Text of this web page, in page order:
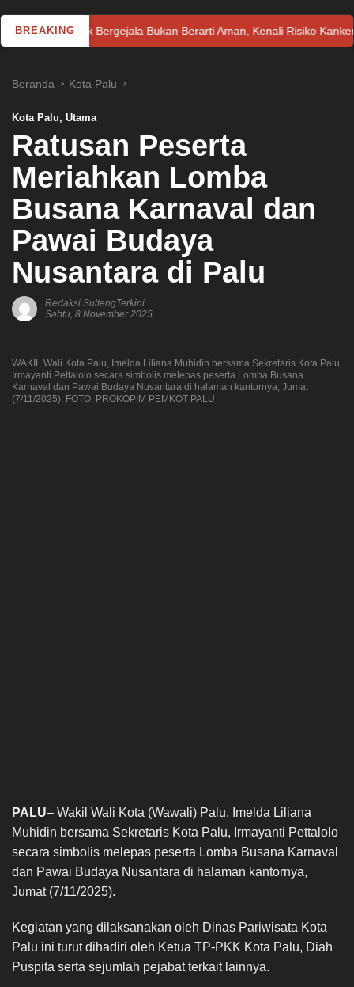
BREAKING
Bergejala Bukan Berarti Aman, Kenali Risiko Kanker pada
Beranda Kota Palu
Kota Palu, Utama
Ratusan Peserta
Meriahkan Lomba
Busana Karnaval dan
Pawai Budaya
Nusantara di Palu
Redaksi SultengTerkini
Sabtu, 8 November 2025
WAKIL Wali Kota Palu, Imelda Liliana Muhidin bersama Sekretaris Kota Palu,
Irmayanti Pettalolo secara simbolis melepas peserta Lomba Busana
Karnaval dan Pawai Budaya Nusantara di halaman kantornya, Jumat
(7/11/2025). FOTO: PROKOPIM PEMKOT PALU
PALU– Wakil Wali Kota (Wawali) Palu, Imelda Liliana
Muhidin bersama Sekretaris Kota Palu, Irmayanti Pettalolo
secara simbolis melepas peserta Lomba Busana Karnaval
dan Pawai Budaya Nusantara di halaman kantornya,
Jumat (7/11/2025).
Kegiatan yang dilaksanakan oleh Dinas Pariwisata Kota
Palu ini turut dihadiri oleh Ketua TP-PKK Kota Palu, Diah
Puspita serta sejumlah pejabat terkait lainnya.